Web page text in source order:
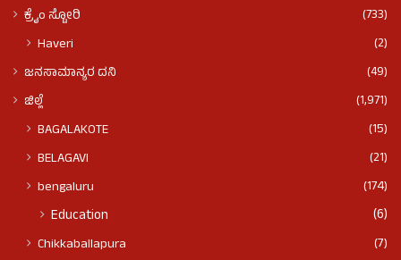
ಕ್ರೈಂ ಸ್ಟೋರಿ
(733)
Haveri (2)
ಜನಸಾಮಾನ್ಯರ ದನಿ
(49)
ಜಿಲ್ಲೆ
(1,971)
BAGALAKOTE
(15)
BELAGAVI
(21)
bengaluru
(174)
Education (6)
Chikkaballapura
(7)